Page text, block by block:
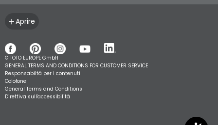
Aprire
© TOTO EUROPE GmbH
GENERAL TERMS AND CONDITIONS FOR CUSTOMER SERVICE
Responsabiltá per i contenuti
Colofone
General Terms and Conditions
Direttiva sull'accessibilità